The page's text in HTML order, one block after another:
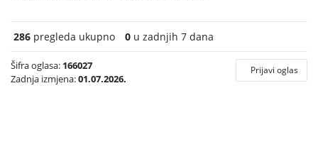
286 pregleda ukupno 0 u zadnjih 7 dana
Šifra oglasa: 166027
Zadnja izmjena:01.07.2026.
Prijavi oglas